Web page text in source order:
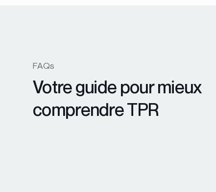
FAQs
Votre guide pour mieux
comprendre TPR